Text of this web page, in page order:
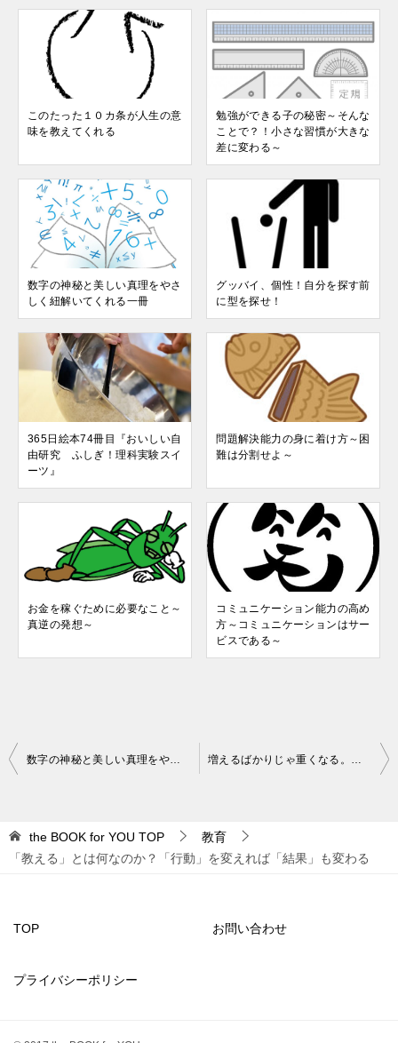
このたった１０カ条が人生の意
味を教えてくれる
勉強ができる子の秘密～そんな
ことで？！小さな習慣が大きな
差に変わる～
数字の神秘と美しい真理をやさ
しく紐解いてくれる一冊
グッバイ、個性！自分を探す前
に型を探せ！
365日絵本74冊目『おいしい自
由研究 ふしぎ！理科実験スイ
ーツ』
問題解決能力の身に着け方～困
難は分割せよ～
お金を稼ぐために必要なこと～
真逆の発想～
コミュニケーション能力の高め
方～コミュニケーションはサー
ビスである～
投
ビ
ゲ
シ
ン
数字の神秘と美しい真理をやさしく紐解いてくれる一冊 増えるばかりじゃ重くなる。身も心も軽くするための減らす技術
the BOOK for YOU TOP
教育
「教える」とは何なのか？「行動」を変えれば「結果」も変わる
TOP お問い合わせ
プライバシーポリシー